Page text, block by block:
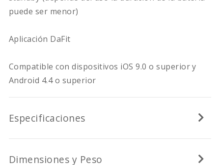
puede ser menor)
Aplicación DaFit
Compatible con dispositivos iOS 9.0 o superior y
Android 4.4 o superior
Especificaciones
Dimensiones y Peso